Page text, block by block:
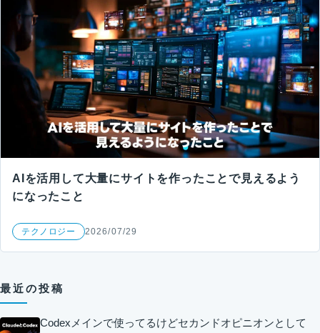
AIを活用して大量にサイトを作ったことで見えるよう
になったこと
テクノロジー 2026/07/29
最近の投稿
Codexメインで使ってるけどセカンドオピニオンとして